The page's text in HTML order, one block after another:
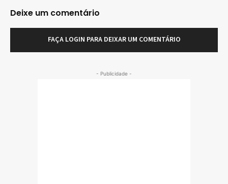
Deixe um comentário
FAÇA LOGIN PARA DEIXAR UM COMENTÁRIO
- Publicidade -